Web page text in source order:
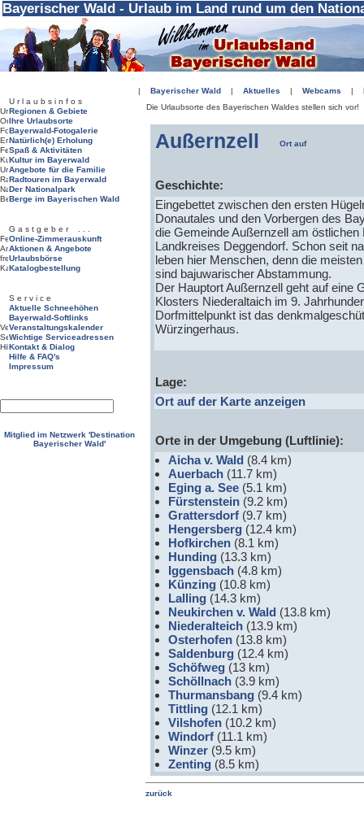
Bayerischer Wald - Urlaub im Land rund um den
| Bayerischer Wald | Aktuelles | Webcams |
U r l a u b s i n f o s
Regionen & Gebiete
Ihre Urlaubsorte
Bayerwald-Fotogalerie
Natürlich(e) Erholung
Spaß & Aktivitäten
Kultur im Bayerwald
Angebote für die Familie
Radtouren im Bayerwald
Der Nationalpark
Berge im Bayerischen Wald
G a s t g e b e r . . .
Online-Zimmerauskunft
Aktionen & Angebote
Urlaubsbörse
Katalogbestellung
S e r v i c e
Aktuelle Schneehöhen
Bayerwald-Softlinks
Veranstaltungskalender
Wichtige Serviceadressen
Kontakt & Dialog
Hilfe & FAQ's
Impressum
Mitglied im Netzwerk 'Destination
Bayerischer Wald'
Die Urlaubsorte des Bayerischen Waldes stellen sich vor!
Außernzell
Geschichte:
Eingebettet zwischen den ersten
Donautales und den Vorbergen des
die Gemeinde Außernzell am östlichen
Landkreises Deggendorf. Schon seit
leben hier Menschen, denn die
sind bajuwarischer Abstammung.
Der Hauptort Außernzell geht auf eine
Klosters Niederaltaich im 9.
Dorfmittelpunkt ist das
Würzingerhaus.
Lage:
Ort auf der Karte anzeigen
Orte in der Umgebung (Luftlinie):
Aicha v. Wald (8.4 km)
Auerbach(11.7 km)
Eging a. See(5.1 km)
Fürstenstein(9.2 km)
Grattersdorf(9.7 km)
Hengersberg(12.4 km)
Hofkirchen(8.1 km)
Hunding(13.3 km)
Iggensbach(4.8 km)
Künzing(10.8 km)
Lalling(14.3 km)
Neukirchen v. Wald (13.8 km)
Niederalteich(13.9 km)
Osterhofen(13.8 km)
Saldenburg(12.4 km)
Schöfweg(13 km)
Schöllnach(3.9 km)
Thurmansbang(9.4 km)
Tittling(12.1 km)
Vilshofen(10.2 km)
Windorf(11.1 km)
Winzer(9.5 km)
Zenting(8.5 km)